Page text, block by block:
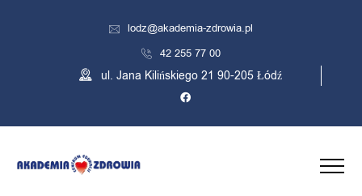
lodz@akademia-zdrowia.pl
42 255 77 00
ul. Jana Kilińskiego 21 90-205 Łódź